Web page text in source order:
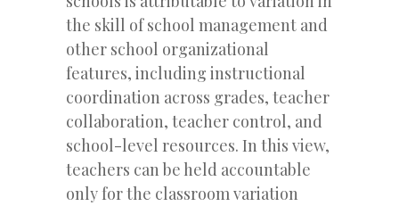
the skill of school management and
other school organizational
features, including instructional
coordination across grades, teacher
collaboration, teacher control, and
school-level resources. In this view,
teachers can be held accountable
only for the classroom variation